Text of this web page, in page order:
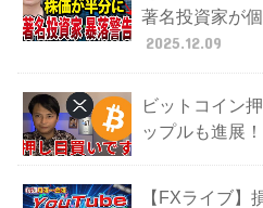
著名投資家が
2025.12.09
ビットコイン
ップルも進展！
【FXライブ】